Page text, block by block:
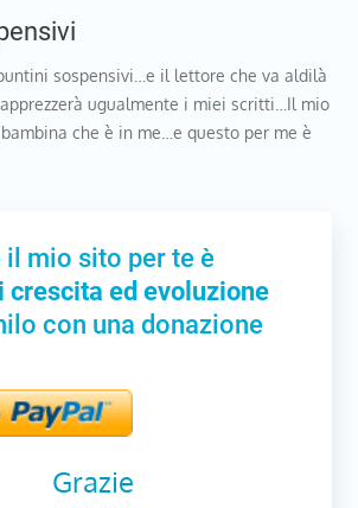
sospensivi…e il lettore che va aldilà
ugualmente i miei scritti…Il mio
che è in me…e questo per me è
il mio sito per te è
crescita ed evoluzione
con una donazione
Grazie